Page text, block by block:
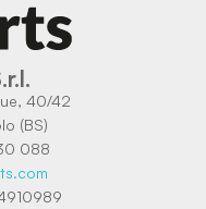
40/42
(BS)
088